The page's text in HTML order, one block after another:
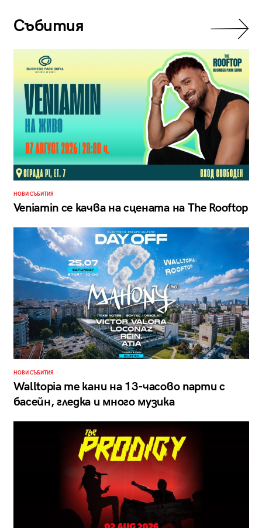
Събития
НОВИ СЪБИТИЯ
Veniamin се качва на сцената на The Rooftop
НОВИ СЪБИТИЯ
Walltopia те кани на 13-часово парти с
басейн, гледка и много музика